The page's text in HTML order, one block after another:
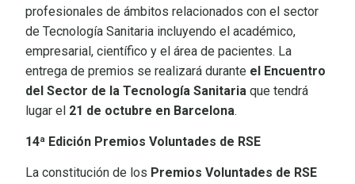
profesionales de ámbitos relacionados con el sector
de Tecnología Sanitaria incluyendo el académico,
empresarial, científico y el área de pacientes. La
entrega de premios se realizará durante el Encuentro
del Sector de la Tecnología Sanitaria que tendrá
lugar el 21 de octubre en Barcelona.
14ª Edición Premios Voluntades de RSE
La constitución de los Premios Voluntades de RSE